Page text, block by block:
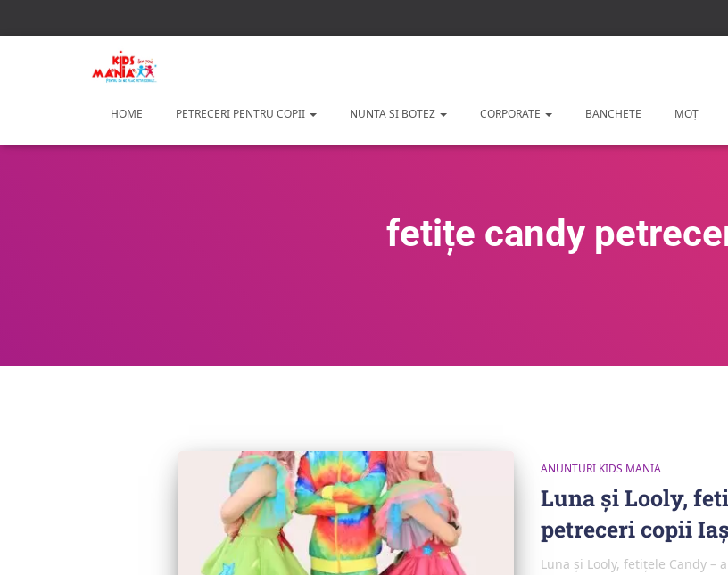
HOME PETRECERI PENTRU COPII NUNTA SI BOTEZ CORPORATE BANCHETE MOȚ
fetițe candy
ANUNTURI KIDS MANIA
Luna și Looly,
petreceri copii
Luna și Looly, fetițele Candy –